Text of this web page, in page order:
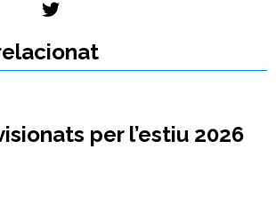
per l’estiu 2026